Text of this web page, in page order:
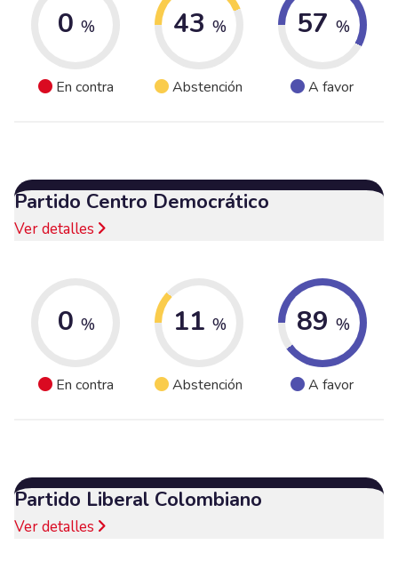
0 %
En contra
43 %
Abstención
57 %
A favor
Partido Centro Democrático
Ver detalles
0 %
En contra
11 %
Abstención
89 %
A favor
Partido Liberal Colombiano
Ver detalles